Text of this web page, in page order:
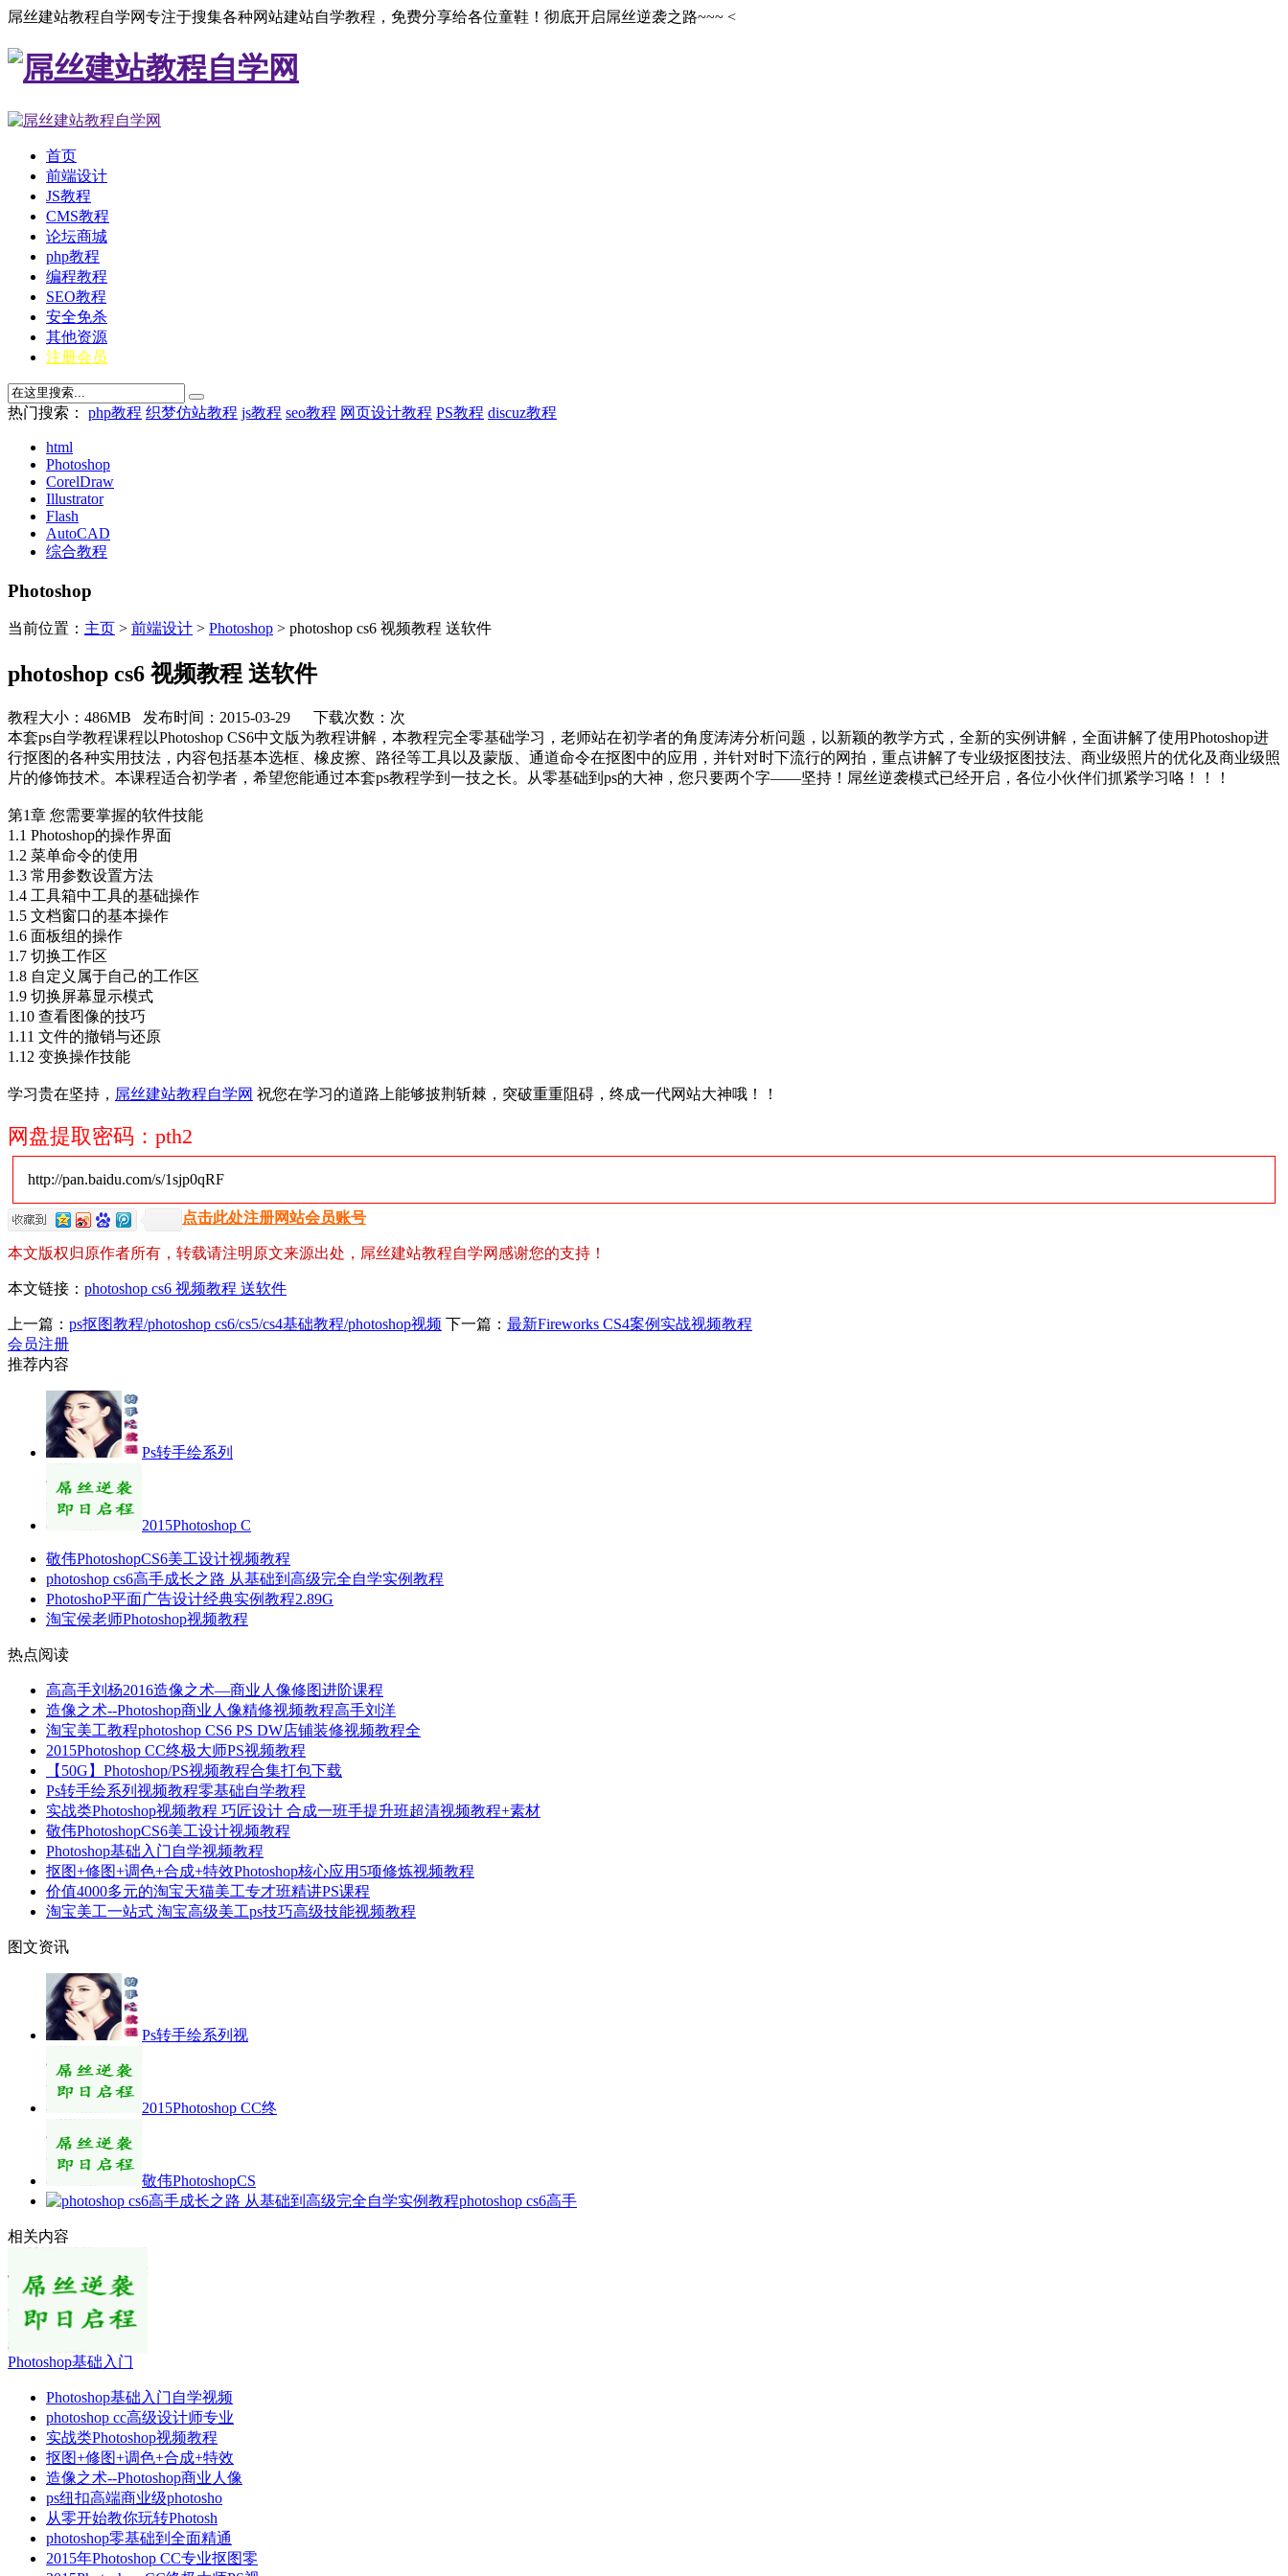
屌丝建站教程自学网专注于搜集各种网站建站自学教程，免费分享给各位童鞋！彻底开启屌丝逆袭之路~~~ <
首页
前端设计
JS教程
CMS教程
论坛商城
php教程
编程教程
SEO教程
安全免杀
其他资源
注册会员
热门搜索： php教程 织梦仿站教程 js教程 seo教程 网页设计教程 PS教程 discuz教程
html
Photoshop
CorelDraw
Illustrator
Flash
AutoCAD
综合教程
Photoshop
当前位置： 主页 > 前端设计 > Photoshop > photoshop cs6 视频教程 送软件
photoshop cs6 视频教程 送软件
教程大小：486MB 发布时间：2015-03-29 下载次数： 次
本套ps自学教程课程以Photoshop CS6中文版为教程讲解，本教程完全零基础学习，老师站在初学者的角度涛涛分析问题，以新颖的教学方式，全新的实例讲解，全面讲解了使用Photoshop进
行抠图的各种实用技法，内容包括基本选框、橡皮擦、路径等工具以及蒙版、通道命令在抠图中的应用，并针对时下流行的网拍，重点讲解了专业级抠图技法、商业级照片的优化及商业级照
片的修饰技术。本课程适合初学者，希望您能通过本套ps教程学到一技之长。从零基础到ps的大神，您只要两个字——坚持！屌丝逆袭模式已经开启，各位小伙伴们抓紧学习咯！！！
第1章 您需要掌握的软件技能
1.1 Photoshop的操作界面
1.2 菜单命令的使用
1.3 常用参数设置方法
1.4 工具箱中工具的基础操作
1.5 文档窗口的基本操作
1.6 面板组的操作
1.7 切换工作区
1.8 自定义属于自己的工作区
1.9 切换屏幕显示模式
1.10 查看图像的技巧
1.11 文件的撤销与还原
1.12 变换操作技能
学习贵在坚持， 屌丝建站教程自学网 祝您在学习的道路上能够披荆斩棘，突破重重阻碍，终成一代网站大神哦！！
网盘提取密码：pth2
http://pan.baidu.com/s/1sjp0qRF
点击此处注册网站会员账号
本文版权归原作者所有，转载请注明原文来源出处，屌丝建站教程自学网感谢您的支持！
本文链接： photoshop cs6 视频教程 送软件
上一篇： ps抠图教程/photoshop cs6/cs5/cs4基础教程/photoshop视频 下一篇： 最新Fireworks CS4案例实战视频教程
会员注册
推荐内容
Ps转手绘系列
2015Photoshop C
敬伟PhotoshopCS6美工设计视频教程
photoshop cs6高手成长之路 从基础到高级完全自学实例教程
PhotoshoP平面广告设计经典实例教程2.89G
淘宝侯老师Photoshop视频教程
热点阅读
高高手刘杨2016造像之术—商业人像修图进阶课程
造像之术--Photoshop商业人像精修视频教程高手刘洋
淘宝美工教程photoshop CS6 PS DW店铺装修视频教程全
2015Photoshop CC终极大师PS视频教程
【50G】Photoshop/PS视频教程合集打包下载
Ps转手绘系列视频教程零基础自学教程
实战类Photoshop视频教程 巧匠设计 合成一班手提升班超清视频教程+素材
敬伟PhotoshopCS6美工设计视频教程
Photoshop基础入门自学视频教程
抠图+修图+调色+合成+特效Photoshop核心应用5项修炼视频教程
价值4000多元的淘宝天猫美工专才班精讲PS课程
淘宝美工一站式 淘宝高级美工ps技巧高级技能视频教程
图文资讯
Ps转手绘系列视
2015Photoshop CC终
敬伟PhotoshopCS
photoshop cs6高手
相关内容
Photoshop基础入门
Photoshop基础入门自学视频
photoshop cc高级设计师专业
实战类Photoshop视频教程
抠图+修图+调色+合成+特效
造像之术--Photoshop商业人像
ps纽扣高端商业级photosho
从零开始教你玩转Photosh
photoshop零基础到全面精通
2015年Photoshop CC专业抠图零